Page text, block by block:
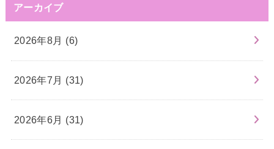
アーカイブ
2026年8月 (6)
2026年7月 (31)
2026年6月 (31)